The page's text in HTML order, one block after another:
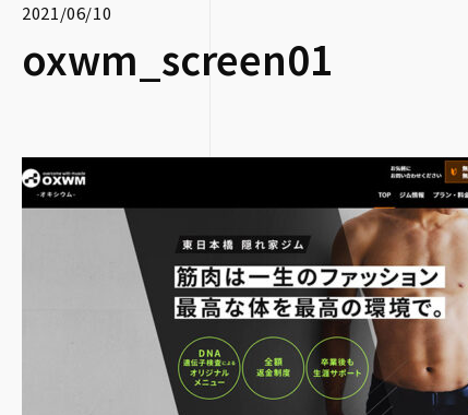
2021/06/10
oxwm_screen01